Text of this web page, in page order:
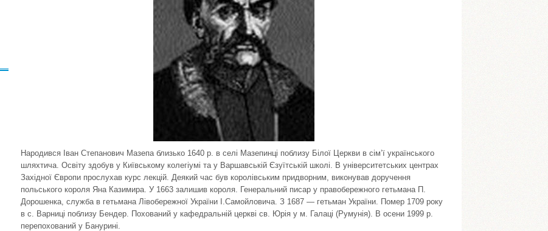
Народився Іван Степанович Мазепа близько 1640 р. в селi Мазепинці поблизу Білої Церкви в сім’ї українського
шляхтича. Освіту здобув у Київському колегіумі та у Варшавській Єзуїтській школі. В університетських центрах
Західної Європи прослухав курс лекцій. Деякий час був королівським придворним, виконував доручення
польського короля Яна Казимира. У 1663 залишив короля. Генеральний писар у правобережного гетьмана П.
Дорошенка, служба в гетьмана Лівобережної України І.Самойловича. З 1687 — гетьман України. Помер 1709 року
в с. Варниці поблизу Бендер. Похований у кафедральній церкві св. Юрія у м. Галаці (Румунія). В осени 1999 р.
перепохований у Бануринi.